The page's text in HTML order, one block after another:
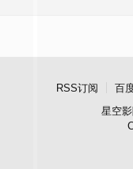
RSS订阅 百
星空